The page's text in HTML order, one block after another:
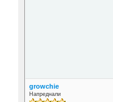
growchie
Напреднали